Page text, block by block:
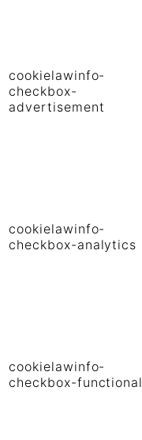
cookielawinfo-
checkbox-
advertisement
cookielawinfo-
checkbox-analytics
cookielawinfo-
checkbox-functional